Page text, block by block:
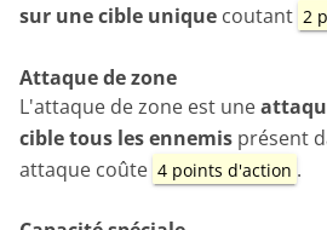
sur une cible unique coutant 2
Attaque de zone
L'attaque de zone est une
cible tous les ennemis présent
attaque coûte 4 points d'action .